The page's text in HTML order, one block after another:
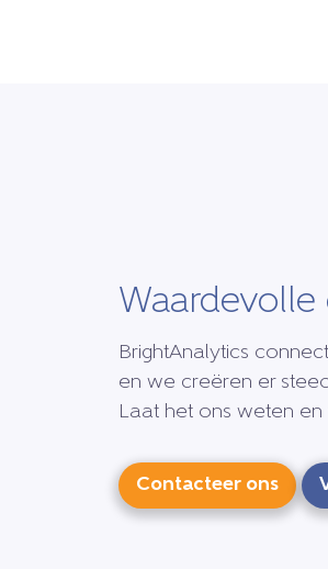
BrightAnalytics
en we creëren er
Laat het ons weten
Contacteer ons